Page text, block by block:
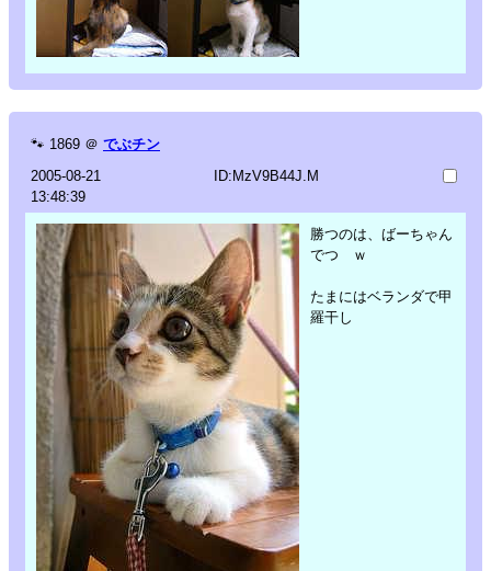
🐾 1869 ＠ でぶチン
2005-08-21
13:48:39
ID:MzV9B44J.M
勝つのは、ばーちゃん
でつ ｗ
たまにはベランダで甲
羅干し